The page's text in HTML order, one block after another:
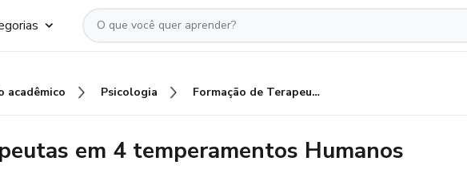
acadêmico Psicologia Formação de Terapeutas em 4 temperamentos Humanos
em 4 temperamentos Humanos